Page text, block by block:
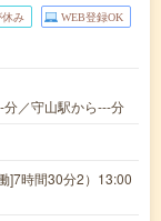
休み WEB登録OK
／守山駅から---分
]7時間30分2）13:00